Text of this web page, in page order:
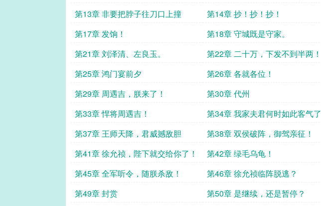
第13章 非要把脖子往刀口上撞
第14章 抄！抄！抄！
第17章 发饷！
第18章 守城既是守家。
第21章 刘泽清、左良玉。
第22章 二十万，下发不到半两！
第25章 鸿门宴前夕
第26章 各就各位！
第29章 周遇吉，朕来了！
第30章 代州
第33章 悍将周遇吉！
第34章 我家夫君何时如此客气
第37章 王师天降，君威撼敌胆
第38章 双侯破阵，御驾亲征！
第41章 徐允祯，陛下就交给你了！
第42章 绿毛乌龟！
第45章 全军听令，随朕杀敌！
第46章 徐允祯临阵脱逃？
第49章 封赏
第50章 是继续，还是暂停？